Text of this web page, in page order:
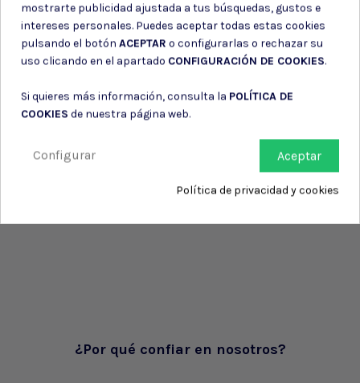
¿Por qué confiar en nosotros?
mostrarte publicidad ajustada a tus búsquedas, gustos e
intereses personales. Puedes aceptar todas estas cookies
pulsando el botón ACEPTAR o configurarlas o rechazar su
uso clicando en el apartado CONFIGURACIÓN DE COOKIES.
Si quieres más información, consulta la POLÍTICA DE
COOKIES de nuestra página web.
Aceptar
Configurar
Política de privacidad y cookies